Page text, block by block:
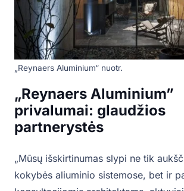
„Reynaers Aluminium“ nuotr.
„Reynaers Aluminium”
privalumai: glaudžios
partnerystės
„Mūsų išskirtinumas slypi ne tik
kokybės aliuminio sistemose, bet ir